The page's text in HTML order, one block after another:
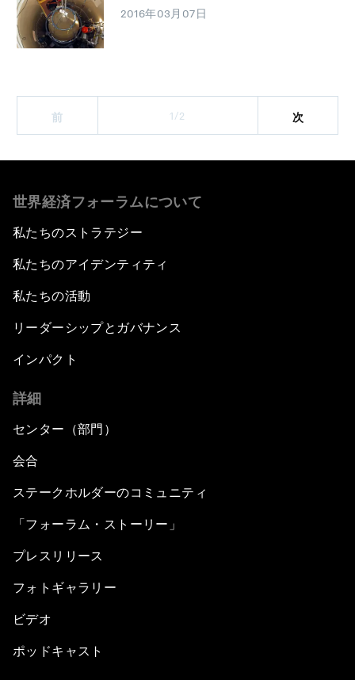
2016年03月07日
前 1/2 次
世界経済フォーラムについて
私たちのストラテジー
私たちのアイデンティティ
私たちの活動
リーダーシップとガバナンス
インパクト
詳細
センター（部門）
会合
ステークホルダーのコミュニティ
「フォーラム・ストーリー」
プレスリリース
フォトギャラリー
ビデオ
ポッドキャスト